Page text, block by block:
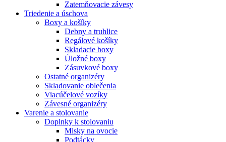
Zatemňovacie závesy
Triedenie a úschova
Boxy a košíky
Debny a truhlice
Regálové košíky
Skladacie boxy
Úložné boxy
Zásuvkové boxy
Ostatné organizéry
Skladovanie oblečenia
Viacúčelové vozíky
Závesné organizéry
Varenie a stolovanie
Doplnky k stolovaniu
Misky na ovocie
Podtácky